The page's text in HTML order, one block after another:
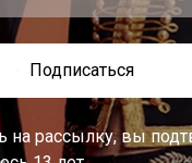
Подписаться
на рассылку, вы